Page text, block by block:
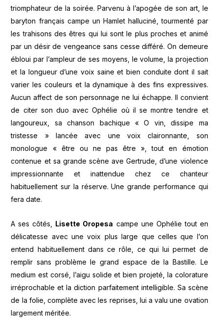
triomphateur de la soirée. Parvenu à l’apogée de son art, le
baryton français campe un Hamlet halluciné, tourmenté par
les trahisons des êtres qui lui sont le plus proches et animé
par un désir de vengeance sans cesse différé. On demeure
ébloui par l’ampleur de ses moyens, le volume, la projection
et la longueur d’une voix saine et bien conduite dont il sait
varier les couleurs et la dynamique à des fins expressives.
Aucun affect de son personnage ne lui échappe. Il convient
de citer son duo avec Ophélie où il se montre tendre et
langoureux, sa chanson bachique « O vin, dissipe ma
tristesse » lancée avec une voix claironnante, son
monologue « être ou ne pas être », tout en émotion
contenue et sa grande scène ave Gertrude, d’une violence
impressionnante et inattendue chez ce chanteur
habituellement sur la réserve. Une grande performance qui
fera date.
A ses côtés, Lisette Oropesa campe une Ophélie tout en
délicatesse avec une voix plus large que celles que l’on
entend habituellement dans ce rôle, ce qui lui permet de
remplir sans problème le grand espace de la Bastille. Le
medium est corsé, l’aigu solide et bien projeté, la colorature
irréprochable et la diction parfaitement intelligible. Sa scène
de la folie, complète avec les reprises, lui a valu une ovation
largement méritée.